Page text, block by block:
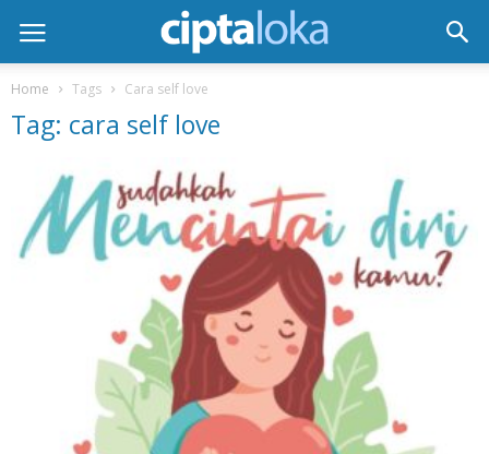
Home Tags Cara self love
Tag: cara self love